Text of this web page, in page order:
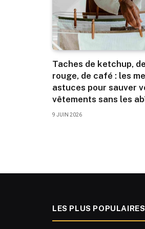
Taches de ketchup,
rouge, de café : les
astuces pour sauver
vêtements sans les
9 JUIN 2026
LES PLUS POPULAIRES